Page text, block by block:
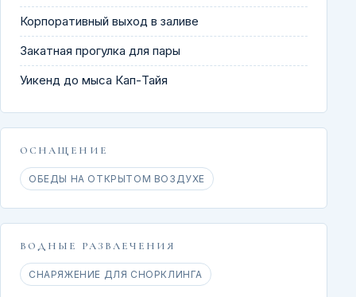
Корпоративный выход в заливе
Закатная прогулка для пары
Уикенд до мыса Кап-Тайя
ОСНАЩЕНИЕ
ОБЕДЫ НА ОТКРЫТОМ ВОЗДУХЕ
ВОДНЫЕ РАЗВЛЕЧЕНИЯ
СНАРЯЖЕНИЕ ДЛЯ СНОРКЛИНГА